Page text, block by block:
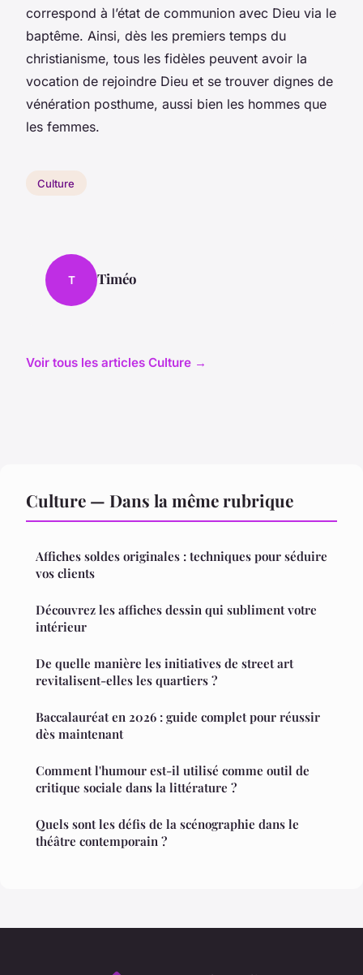
correspond à l’état de communion avec Dieu via le
baptême. Ainsi, dès les premiers temps du
christianisme, tous les fidèles peuvent avoir la
vocation de rejoindre Dieu et se trouver dignes de
vénération posthume, aussi bien les hommes que
les femmes.
Culture
T Timéo
Voir tous les articles Culture →
Culture — Dans la même rubrique
Affiches soldes originales : techniques pour séduire
vos clients
Découvrez les affiches dessin qui subliment votre
intérieur
De quelle manière les initiatives de street art
revitalisent-elles les quartiers ?
Baccalauréat en 2026 : guide complet pour réussir
dès maintenant
Comment l'humour est-il utilisé comme outil de
critique sociale dans la littérature ?
Quels sont les défis de la scénographie dans le
théâtre contemporain ?